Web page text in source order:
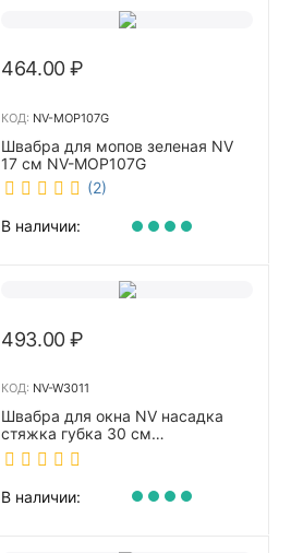
464.00₽
КОД: NV-MOP107G
Швабра для мопов зеленая NV
17 см NV-MOP107G
(2)
В наличии:
493.00₽
КОД: NV-W3011
Швабра для окна NV насадка
стяжка губка 30 см
телескопическая рукоятка 70-
110 см NV-W3011
В наличии: